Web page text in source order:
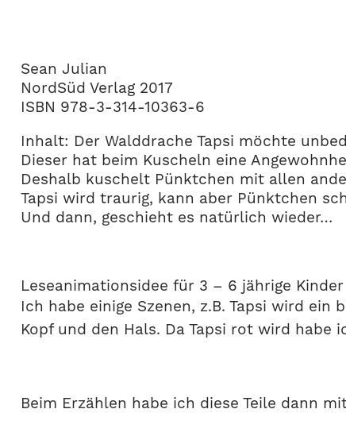
Sean Julian
NordSüd Verlag 2017
ISBN 978-3-314-10363-6
Inhalt: Der Walddrache Tapsi möchte
Dieser hat beim Kuscheln eine
Deshalb kuschelt Pünktchen mit allen
Tapsi wird traurig, kann aber Pünktchen
Und dann, geschieht es natürlich wieder…
Leseanimationsidee für 3 – 6 jährige
Ich habe einige Szenen, z.B. Tapsi wird
Kopf und den Hals. Da Tapsi rot wird habe
Beim Erzählen habe ich diese Teile dann